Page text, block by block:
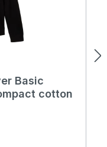
Basic
cotton